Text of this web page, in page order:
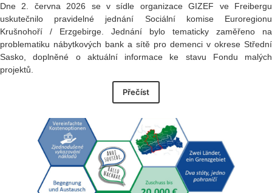
Dne 2. června 2026 se v sídle organizace GIZEF ve Freibergu
uskutečnilo pravidelné jednání Sociální komise Euroregionu
Krušnohoří / Erzgebirge. Jednání bylo tematicky zaměřeno na
problematiku nábytkových bank a sítě pro demenci v okrese Střední
Sasko, doplněné o aktuální informace ke stavu Fondu malých
projektů.
Přečíst